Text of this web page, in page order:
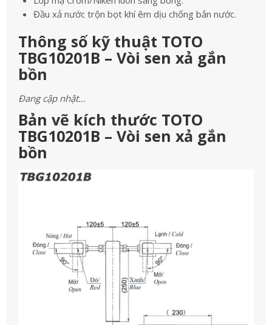
Đầu xả nước trộn bọt khí êm dịu chống bắn nước.
Thông số kỹ thuật TOTO
TBG10201B – Vòi sen xả gắn
bồn
Đang cập nhật…
Bản vẽ kích thước TOTO
TBG10201B – Vòi sen xả gắn
bồn